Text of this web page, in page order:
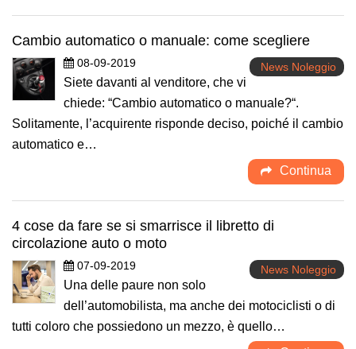
Cambio automatico o manuale: come scegliere
08-09-2019 News Noleggio
Siete davanti al venditore, che vi
chiede: “Cambio automatico o manuale?“.
Solitamente, l’acquirente risponde deciso, poiché il cambio
automatico e…
Continua
4 cose da fare se si smarrisce il libretto di
circolazione auto o moto
07-09-2019 News Noleggio
Una delle paure non solo
dell’automobilista, ma anche dei motociclisti o di
tutti coloro che possiedono un mezzo, è quello…